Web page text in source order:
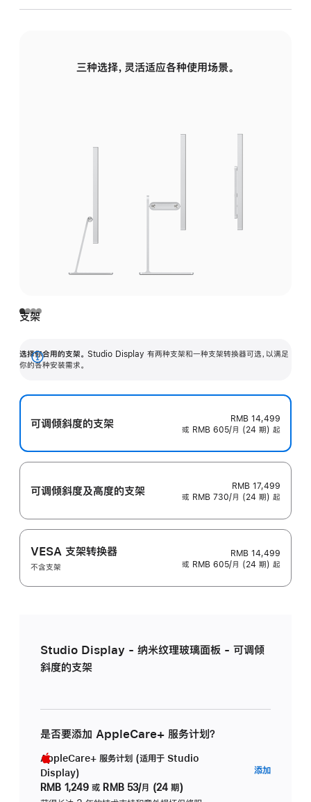
三种选择，灵活适应各种使用场景。
支架
选择你合用的支架。 Studio Display 有两种支架和一种支架转换器可选，以满足
你的各种安装需求。
展
可调倾斜度的支架
RMB 14,499
或 RMB 605/月 (24 期) 起
可调倾斜度及高‍度的支‍架
RMB 17,499
或 RMB 730/月 (24 期) 起
VESA 支架转换器
不含支架
RMB 14,499
或 RMB 605/月 (24 期) 起
Studio Display - 纳米纹理玻璃面板 - 可调倾
斜度的支架
是否要添加 AppleCare+ 服务计划？
AppleCare+ 服务计划 (适用于 Studio
Display)
RMB 1,249 或 RMB 53/月 (24 期)
添加